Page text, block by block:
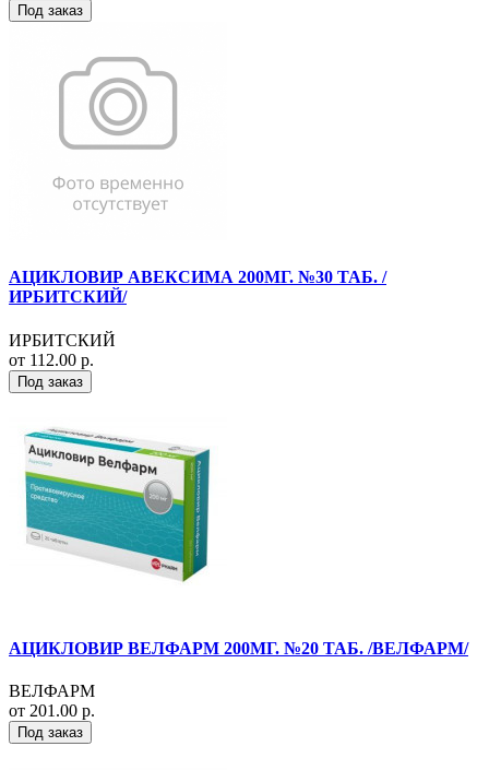
Под заказ
АЦИКЛОВИР АВЕКСИМА 200МГ. №30 ТАБ. /
ИРБИТСКИЙ/
ИРБИТСКИЙ
от 112.00 р.
Под заказ
АЦИКЛОВИР ВЕЛФАРМ 200МГ. №20 ТАБ. /ВЕЛФАРМ/
ВЕЛФАРМ
от 201.00 р.
Под заказ